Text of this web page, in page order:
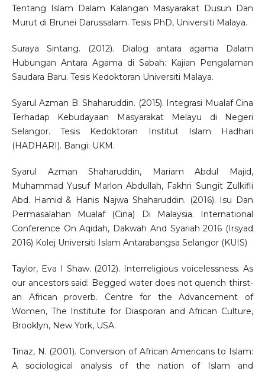
Tentang Islam Dalam Kalangan Masyarakat Dusun Dan
Murut di Brunei Darussalam. Tesis PhD, Universiti Malaya.
Suraya Sintang. (2012). Dialog antara agama Dalam
Hubungan Antara Agama di Sabah: Kajian Pengalaman
Saudara Baru. Tesis Kedoktoran Universiti Malaya.
Syarul Azman B. Shaharuddin. (2015). Integrasi Mualaf Cina
Terhadap Kebudayaan Masyarakat Melayu di Negeri
Selangor. Tesis Kedoktoran Institut Islam Hadhari
(HADHARI). Bangi: UKM.
Syarul Azman Shaharuddin, Mariam Abdul Majid,
Muhammad Yusuf Marlon Abdullah, Fakhri Sungit Zulkifli
Abd. Hamid & Hanis Najwa Shaharuddin. (2016). Isu Dan
Permasalahan Mualaf (Cina) Di Malaysia. International
Conference On Aqidah, Dakwah And Syariah 2016 (Irsyad
2016) Kolej Universiti Islam Antarabangsa Selangor (KUIS)
Taylor, Eva I Shaw. (2012). Interreligious voicelessness. As
our ancestors said: Begged water does not quench thirst-
an African proverb. Centre for the Advancement of
Women, The Institute for Diasporan and African Culture,
Brooklyn, New York, USA.
Tinaz, N. (2001). Conversion of African Americans to Islam:
A sociological analysis of the nation of Islam and